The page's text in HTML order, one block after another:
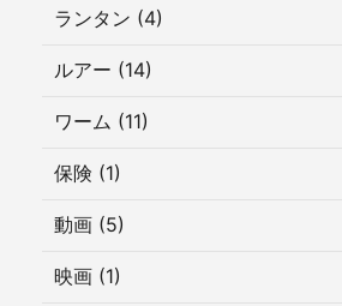
ランタン (4)
ルアー (14)
ワーム (11)
保険 (1)
動画 (5)
映画 (1)